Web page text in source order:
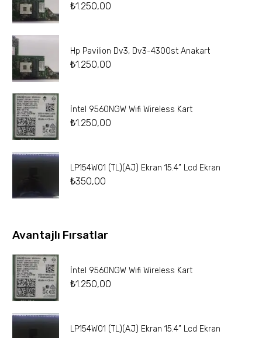
₺1.250,00
Hp Pavilion Dv3, Dv3-4300st Anakart
₺1.250,00
İntel 9560NGW Wifi Wireless Kart
₺1.250,00
LP154W01 (TL)(AJ) Ekran 15.4” Lcd Ekran
₺350,00
Avantajlı Fırsatlar
İntel 9560NGW Wifi Wireless Kart
₺1.250,00
LP154W01 (TL)(AJ) Ekran 15.4” Lcd Ekran